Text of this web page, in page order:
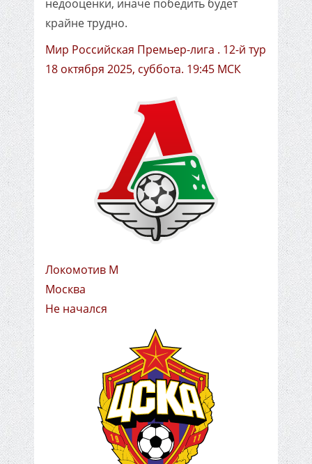
недооценки, иначе победить будет
крайне трудно.
Мир Российская Премьер-лига . 12-й тур
18 октября 2025, суббота. 19:45 МСК
Локомотив М
Москва
Не начался